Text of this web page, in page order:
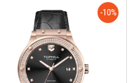
-10%